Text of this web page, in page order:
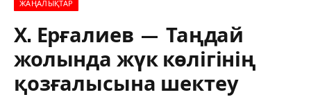
ЖАҢАЛЫҚТАР
Х. Ерғалиев — Таңдай
жолында жүк көлігінің
қозғалысына шектеу